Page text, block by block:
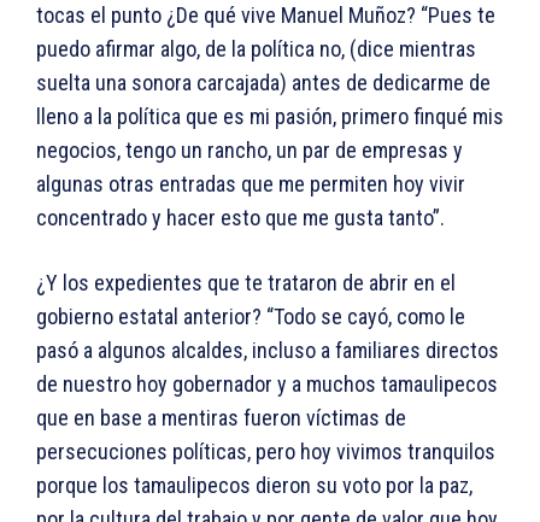
tocas el punto ¿De qué vive Manuel Muñoz? “Pues te
puedo afirmar algo, de la política no, (dice mientras
suelta una sonora carcajada) antes de dedicarme de
lleno a la política que es mi pasión, primero finqué mis
negocios, tengo un rancho, un par de empresas y
algunas otras entradas que me permiten hoy vivir
concentrado y hacer esto que me gusta tanto”.
¿Y los expedientes que te trataron de abrir en el
gobierno estatal anterior? “Todo se cayó, como le
pasó a algunos alcaldes, incluso a familiares directos
de nuestro hoy gobernador y a muchos tamaulipecos
que en base a mentiras fueron víctimas de
persecuciones políticas, pero hoy vivimos tranquilos
porque los tamaulipecos dieron su voto por la paz,